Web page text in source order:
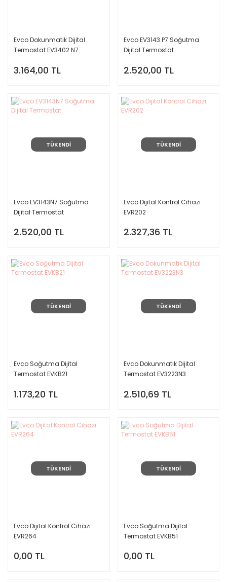
Evco Dokunmatik Dijital
Termostat EV3402 N7
3.164,00 TL
Evco EV3143 P7 Soğutma
Dijital Termostat
2.520,00 TL
TÜKENDİ
Evco EV3143N7 Soğutma
Dijital Termostat
2.520,00 TL
TÜKENDİ
Evco Dijital Kontrol Cihazı
EVR202
2.327,36 TL
TÜKENDİ
Evco Soğutma Dijital
Termostat EVKB21
1.173,20 TL
TÜKENDİ
Evco Dokunmatik Dijital
Termostat EV3223N3
2.510,69 TL
TÜKENDİ
Evco Dijital Kontrol Cihazı
EVR264
0,00 TL
TÜKENDİ
Evco Soğutma Dijital
Termostat EVKB51
0,00 TL